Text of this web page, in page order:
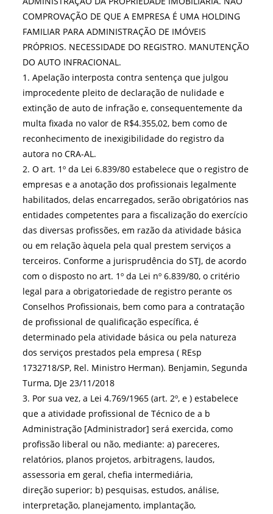
COMPROVAÇÃO DE QUE A EMPRESA É UMA HOLDING
FAMILIAR PARA ADMINISTRAÇÃO DE IMÓVEIS
PRÓPRIOS. NECESSIDADE DO REGISTRO. MANUTENÇÃO
DO AUTO INFRACIONAL.
1. Apelação interposta contra sentença que julgou
improcedente pleito de declaração de nulidade e
extinção de auto de infração e, consequentemente da
multa fixada no valor de R$4.355,02, bem como de
reconhecimento de inexigibilidade do registro da
autora no CRA-AL.
2. O art. 1º da Lei 6.839/80 estabelece que o registro de
empresas e a anotação dos profissionais legalmente
habilitados, delas encarregados, serão obrigatórios nas
entidades competentes para a fiscalização do exercício
das diversas profissões, em razão da atividade básica
ou em relação àquela pela qual prestem serviços a
terceiros. Conforme a jurisprudência do STJ, de acordo
com o disposto no art. 1º da Lei nº 6.839/80, o critério
legal para a obrigatoriedade de registro perante os
Conselhos Profissionais, bem como para a contratação
de profissional de qualificação específica, é
determinado pela atividade básica ou pela natureza
dos serviços prestados pela empresa ( REsp
1732718/SP, Rel. Ministro Herman). Benjamin, Segunda
Turma, DJe 23/11/2018
3. Por sua vez, a Lei 4.769/1965 (art. 2º, e ) estabelece
que a atividade profissional de Técnico de a b
Administração [Administrador] será exercida, como
profissão liberal ou não, mediante: a) pareceres,
relatórios, planos projetos, arbitragens, laudos,
assessoria em geral, chefia intermediária,
direção superior; b) pesquisas, estudos, análise,
interpretação, planejamento, implantação,